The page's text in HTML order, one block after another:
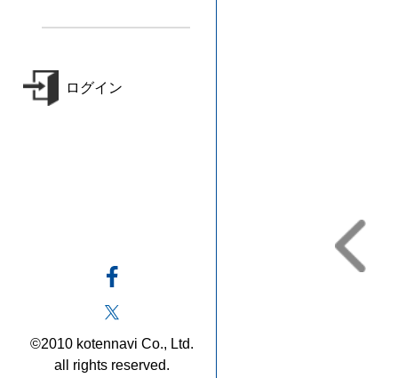
ログイン
©2010 kotennavi Co., Ltd.
all rights reserved.